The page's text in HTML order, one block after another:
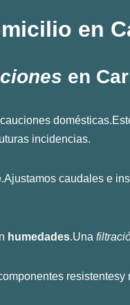
en
en
incidencias.
.Ajustamos caudales e
humedades.Una